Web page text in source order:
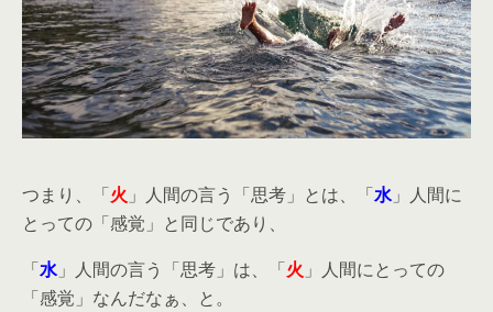
つまり、「火 」人間の言う「思考」とは、「水」人間に
とっての「感覚」と同じであり、
「水」人間の言う「思考」は、「火 」人間にとっての
「感覚」なんだなぁ、と。